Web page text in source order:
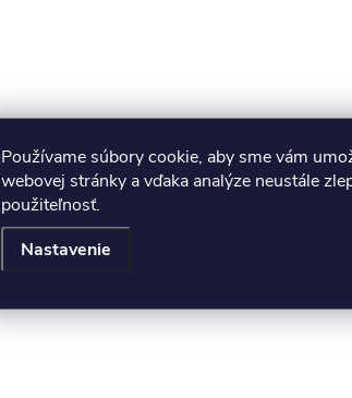
Používame súbory cookie, aby sme vám
webovej stránky a vďaka analýze neustále
použiteľnosť.
Nastavenie